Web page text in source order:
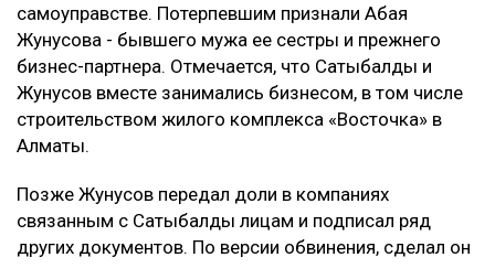
самоуправстве. Потерпевшим признали Абая
Жунусова - бывшего мужа ее сестры и прежнего
бизнес-партнера. Отмечается, что Сатыбалды и
Жунусов вместе занимались бизнесом, в том числе
строительством жилого комплекса «Восточка» в
Алматы.
Позже Жунусов передал доли в компаниях
связанным с Сатыбалды лицам и подписал ряд
других документов. По версии обвинения, сделал он